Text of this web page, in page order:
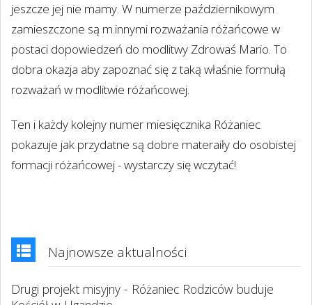
jeszcze jej nie mamy. W numerze październikowym
zamieszczone są m.innymi rozważania różańcowe w
postaci dopowiedzeń do modlitwy Zdrowaś Mario. To
dobra okazja aby zapoznać się z taką właśnie formułą
rozważań w modlitwie różańcowej.
Ten i każdy kolejny numer miesięcznika Różaniec
pokazuje jak przydatne są dobre materaiły do osobistej
formacji różańcowej - wystarczy się wczytać!
Najnowsze aktualności
Drugi projekt misyjny - Różaniec Rodziców buduje